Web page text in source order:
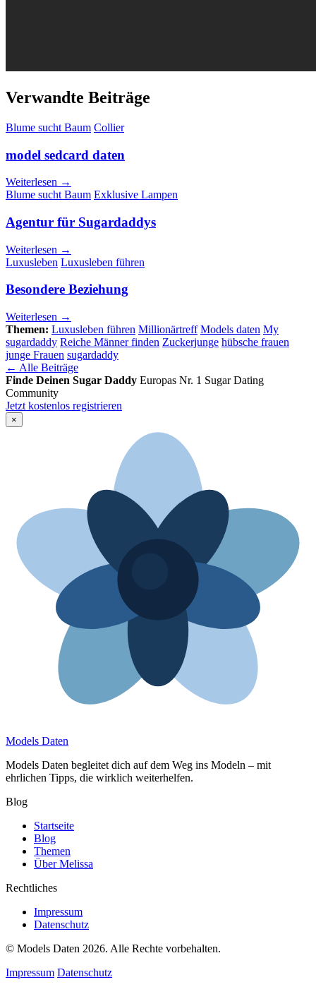
Verwandte Beiträge
Blume sucht Baum Collier
model sedcard daten
Weiterlesen →
Blume sucht Baum Exklusive Lampen
Agentur für Sugardaddys
Weiterlesen →
Luxusleben Luxusleben führen
Besondere Beziehung
Weiterlesen →
Themen: Luxusleben führen Millionärtreff Models daten My
sugardaddy Reiche Männer finden Zuckerjunge hübsche frauen
junge Frauen sugardaddy
← Alle Beiträge
Finde Deinen Sugar Daddy Europas Nr. 1 Sugar Dating
Community
Jetzt kostenlos registrieren
×
Models Daten
Models Daten begleitet dich auf dem Weg ins Modeln – mit
ehrlichen Tipps, die wirklich weiterhelfen.
Blog
Startseite
Blog
Themen
Über Melissa
Rechtliches
Impressum
Datenschutz
© Models Daten 2026. Alle Rechte vorbehalten.
Impressum Datenschutz